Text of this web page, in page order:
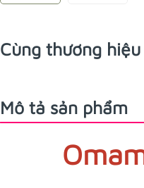
Cùng thương hiệu
Mô tả sản phẩm